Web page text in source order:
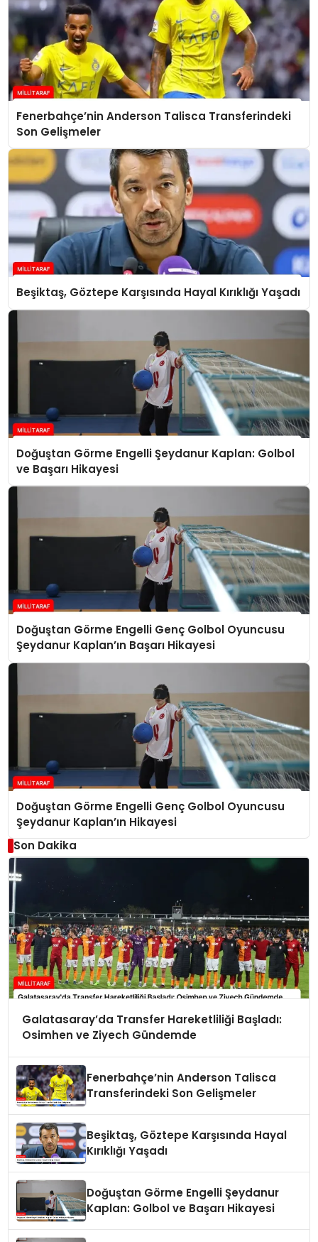
Fenerbahçe’nin Anderson Talisca Transferindeki
Son Gelişmeler
Beşiktaş, Göztepe Karşısında Hayal Kırıklığı Yaşadı
Doğuştan Görme Engelli Şeydanur Kaplan: Golbol
ve Başarı Hikayesi
Doğuştan Görme Engelli Genç Golbol Oyuncusu
Şeydanur Kaplan’ın Başarı Hikayesi
Doğuştan Görme Engelli Genç Golbol Oyuncusu
Şeydanur Kaplan’ın Hikayesi
Son Dakika
Galatasaray’da Transfer Hareketliliği Başladı:
Osimhen ve Ziyech Gündemde
Fenerbahçe’nin Anderson Talisca
Transferindeki Son Gelişmeler
Beşiktaş, Göztepe Karşısında Hayal
Kırıklığı Yaşadı
Doğuştan Görme Engelli Şeydanur
Kaplan: Golbol ve Başarı Hikayesi